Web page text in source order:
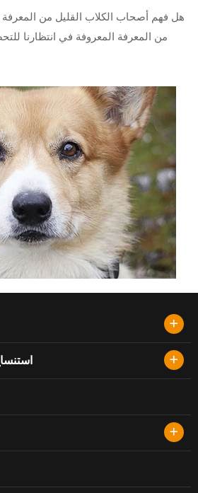
هل فهم أصحاب الكلاب القليل من المعرفة
من المعرفة المعروفة في انتظارنا
+
+
+